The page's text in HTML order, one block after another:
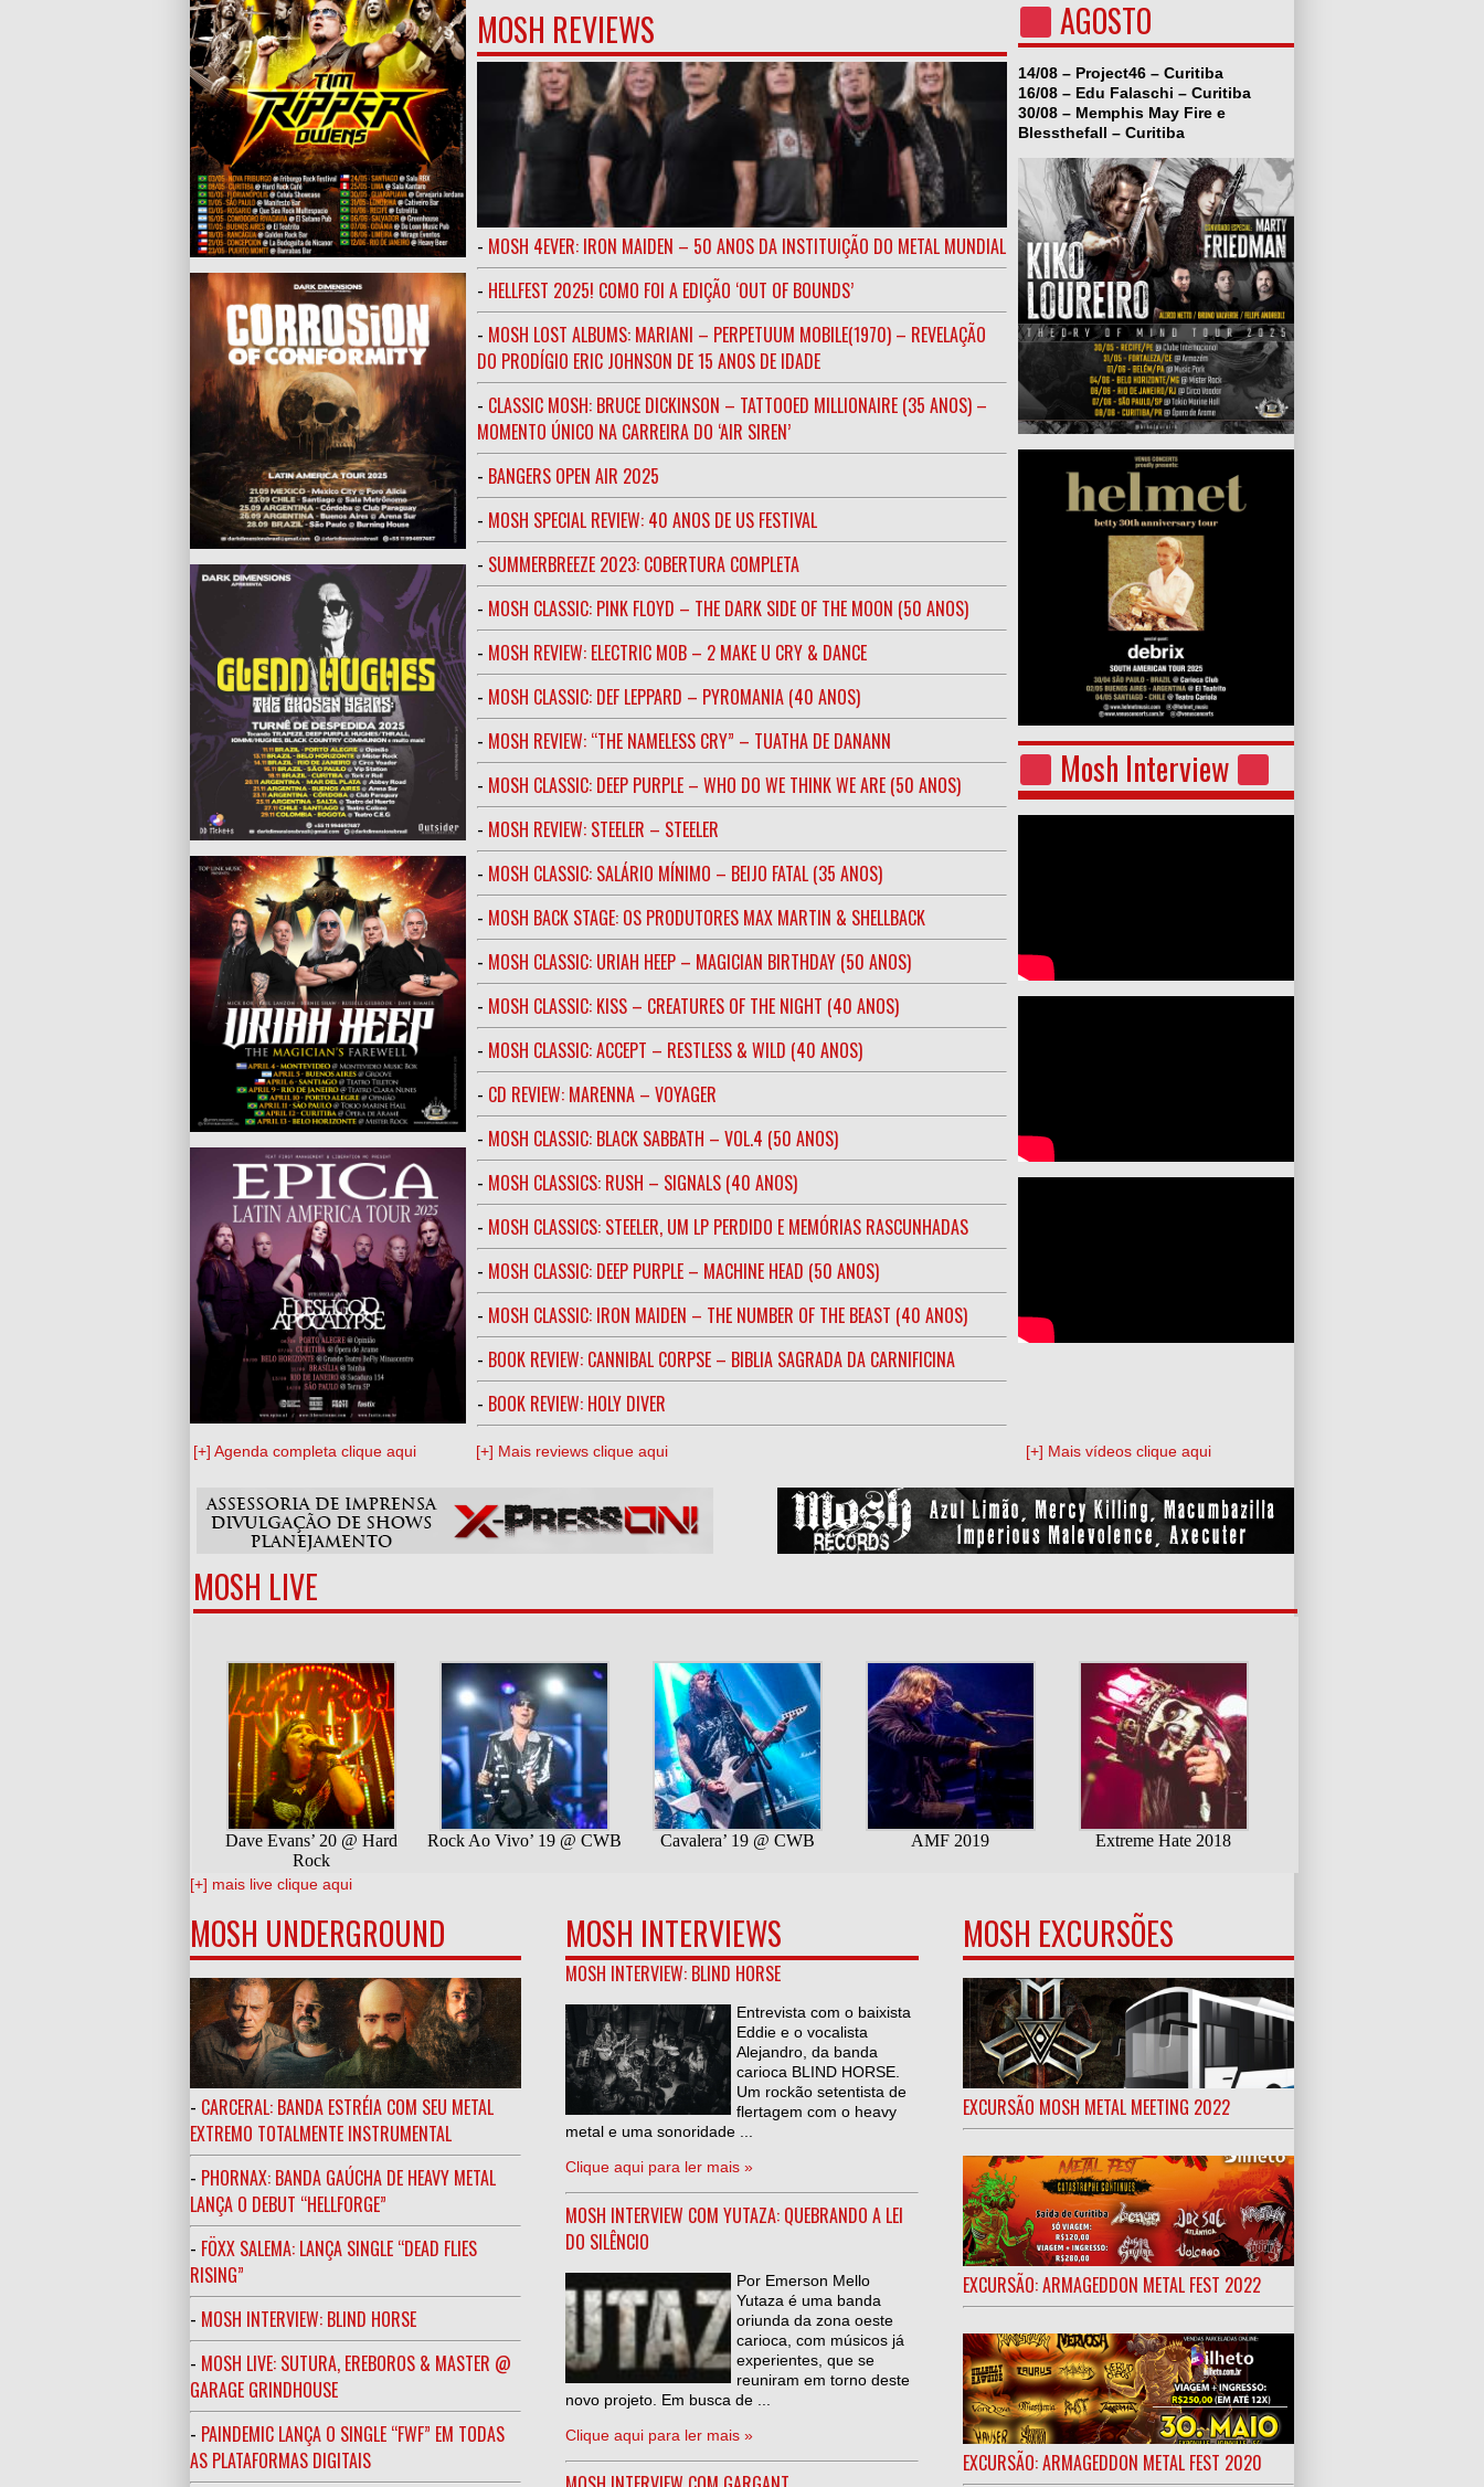
MOSH REVIEWS
- MOSH 4EVER: IRON MAIDEN – 50 ANOS DA INSTITUIÇÃO DO METAL MUNDIAL
- HELLFEST 2025! COMO FOI A EDIÇÃO ‘OUT OF BOUNDS’
- MOSH LOST ALBUMS: MARIANI – PERPETUUM MOBILE(1970) – REVELAÇÃO
DO PRODÍGIO ERIC JOHNSON DE 15 ANOS DE IDADE
- CLASSIC MOSH: BRUCE DICKINSON – TATTOOED MILLIONAIRE (35 ANOS) –
MOMENTO ÚNICO NA CARREIRA DO ‘AIR SIREN’
- BANGERS OPEN AIR 2025
- MOSH SPECIAL REVIEW: 40 ANOS DE US FESTIVAL
- SUMMERBREEZE 2023: COBERTURA COMPLETA
- MOSH CLASSIC: PINK FLOYD – THE DARK SIDE OF THE MOON (50 ANOS)
- MOSH REVIEW: ELECTRIC MOB – 2 MAKE U CRY & DANCE
- MOSH CLASSIC: DEF LEPPARD – PYROMANIA (40 ANOS)
- MOSH REVIEW: “THE NAMELESS CRY” – TUATHA DE DANANN
- MOSH CLASSIC: DEEP PURPLE – WHO DO WE THINK WE ARE (50 ANOS)
- MOSH REVIEW: STEELER – STEELER
- MOSH CLASSIC: SALÁRIO MÍNIMO – BEIJO FATAL (35 ANOS)
- MOSH BACK STAGE: OS PRODUTORES MAX MARTIN & SHELLBACK
- MOSH CLASSIC: URIAH HEEP – MAGICIAN BIRTHDAY (50 ANOS)
- MOSH CLASSIC: KISS – CREATURES OF THE NIGHT (40 ANOS)
- MOSH CLASSIC: ACCEPT – RESTLESS & WILD (40 ANOS)
- CD REVIEW: MARENNA – VOYAGER
- MOSH CLASSIC: BLACK SABBATH – VOL.4 (50 ANOS)
- MOSH CLASSICS: RUSH – SIGNALS (40 ANOS)
- MOSH CLASSICS: STEELER, UM LP PERDIDO E MEMÓRIAS RASCUNHADAS
- MOSH CLASSIC: DEEP PURPLE – MACHINE HEAD (50 ANOS)
- MOSH CLASSIC: IRON MAIDEN – THE NUMBER OF THE BEAST (40 ANOS)
- BOOK REVIEW: CANNIBAL CORPSE – BIBLIA SAGRADA DA CARNIFICINA
- BOOK REVIEW: HOLY DIVER
AGOSTO
14/08 – Project46 – Curitiba
16/08 – Edu Falaschi – Curitiba
30/08 – Memphis May Fire e
Blessthefall – Curitiba
Mosh Interview
[+] Agenda completa clique aqui [+] Mais reviews clique aqui [+] Mais vídeos clique aqui
MOSH LIVE
[+] mais live clique aqui
MOSH UNDERGROUND
- CARCERAL: BANDA ESTRÉIA COM SEU METAL
EXTREMO TOTALMENTE INSTRUMENTAL
- PHORNAX: BANDA GAÚCHA DE HEAVY METAL
LANÇA O DEBUT “HELLFORGE”
- FÖXX SALEMA: LANÇA SINGLE “DEAD FLIES
RISING”
- MOSH INTERVIEW: BLIND HORSE
- MOSH LIVE: SUTURA, EREBOROS & MASTER @
GARAGE GRINDHOUSE
- PAINDEMIC LANÇA O SINGLE “FWF” EM TODAS
AS PLATAFORMAS DIGITAIS
MOSH INTERVIEWS
MOSH INTERVIEW: BLIND HORSE
Entrevista com o baixista
Eddie e o vocalista
Alejandro, da banda
carioca BLIND HORSE.
Um rockão setentista de
flertagem com o heavy
metal e uma sonoridade ...
Clique aqui para ler mais »
MOSH INTERVIEW COM YUTAZA: QUEBRANDO A LEI
DO SILÊNCIO
Por Emerson Mello
Yutaza é uma banda
oriunda da zona oeste
carioca, com músicos já
experientes, que se
reuniram em torno deste
novo projeto. Em busca de ...
Clique aqui para ler mais »
MOSH EXCURSÕES
EXCURSÃO MOSH METAL MEETING 2022
EXCURSÃO: ARMAGEDDON METAL FEST 2022
EXCURSÃO: ARMAGEDDON METAL FEST 2020